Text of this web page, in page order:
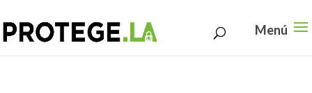
to
content